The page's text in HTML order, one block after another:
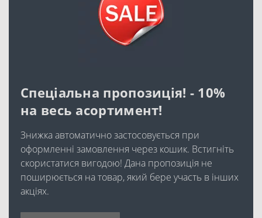
Спеціальна пропозиція! - 10%
на весь асортимент!
Знижка автоматично застосовується при
оформленні замовлення через кошик. Встигніть
скористатися вигодою! Дана пропозиція не
поширюється на товар, який бере участь в інших
акціях.